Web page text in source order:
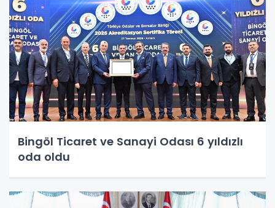
Bingöl Ticaret ve Sanayi Odası 6 yıldızlı
oda oldu